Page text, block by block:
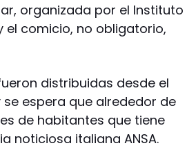
organizada por el Instituto
el comicio, no obligatorio,
distribuidas desde el
espera que alrededor de
de habitantes que tiene
noticiosa italiana ANSA.